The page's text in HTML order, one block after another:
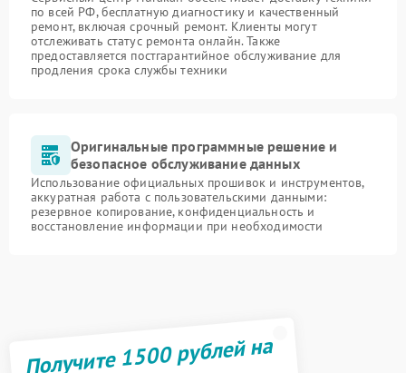
по всей РФ, бесплатную диагностику и качественный
ремонт, включая срочный ремонт. Клиенты могут
отслеживать статус ремонта онлайн. Также
предоставляется постгарантийное обслуживание для
продления срока службы техники
Оригинальные программные решение и
безопасное обслуживание данных
Использование официальных прошивок и инструментов,
аккуратная работа с пользовательскими данными:
резервное копирование, конфиденциальность и
восстановление информации при необходимости
Получите 1500 рублей на